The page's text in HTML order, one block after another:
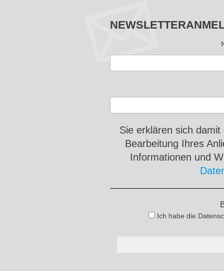
Sie erklären sich
Bearbeitung Ihres
Informationen und
Ich habe die